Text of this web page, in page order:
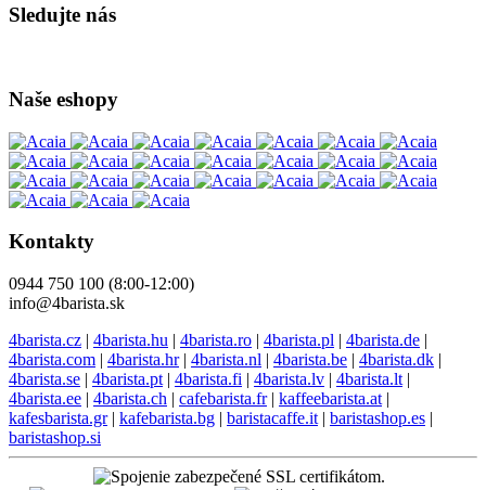
Sledujte nás
Naše eshopy
Kontakty
0944 750 100 (8:00-12:00)
info@4barista.sk
4barista.cz | 4barista.hu | 4barista.ro | 4barista.pl | 4barista.de |
4barista.com | 4barista.hr| 4barista.nl | 4barista.be | 4barista.dk |
4barista.se | 4barista.pt | 4barista.fi | 4barista.lv | 4barista.lt |
4barista.ee | 4barista.ch | cafebarista.fr| kaffeebarista.at |
kafesbarista.gr| kafebarista.bg | baristacaffe.it | baristashop.es |
baristashop.si